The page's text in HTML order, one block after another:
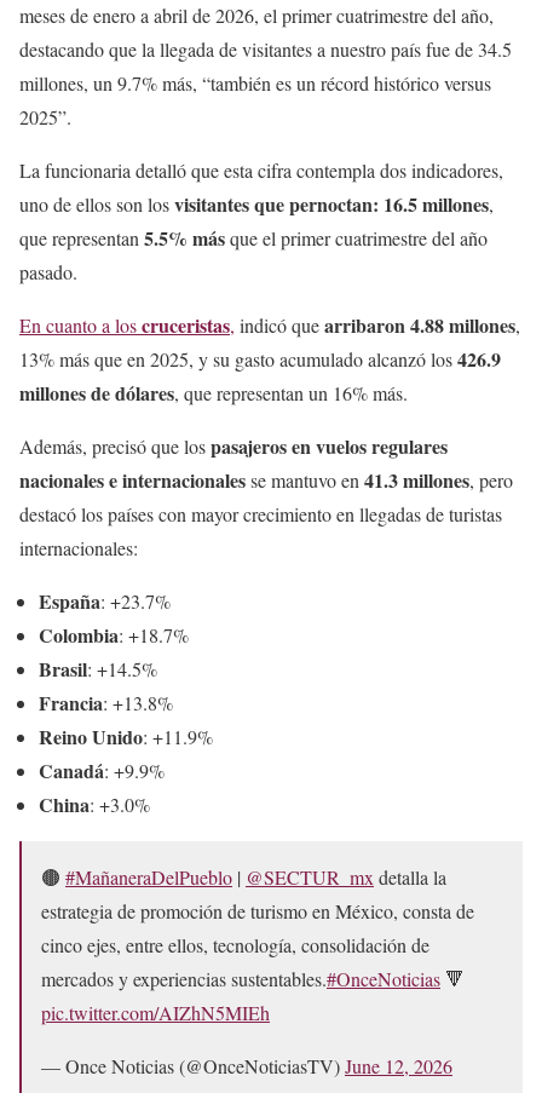
meses de enero a abril de 2026, el primer cuatrimestre del año,
destacando que la llegada de visitantes a nuestro país fue de 34.5
millones, un 9.7% más, “también es un récord histórico versus
2025”.
La funcionaria detalló que esta cifra contempla dos indicadores,
uno de ellos son losvisitantes que pernoctan: 16.5 millones,
que representan 5.5% másque el primer cuatrimestre del año
pasado.
En cuanto a loscruceristas, indicó quearribaron 4.88 millones,
13% más que en 2025, y su gasto acumulado alcanzó los426.9
millones de dólares, que representan un 16% más.
Además, precisó que lospasajeros en vuelos regulares
nacionales e internacionalesse mantuvo en 41.3 millones, pero
destacó los países con mayor crecimiento en llegadas de turistas
internacionales:
España: +23.7%
Colombia: +18.7%
Brasil: +14.5%
Francia: +13.8%
Reino Unido: +11.9%
Canadá: +9.9%
China: +3.0%
🟤 #MañaneraDelPueblo | @SECTUR_mx detalla la
estrategia de promoción de turismo en México, consta de
cinco ejes, entre ellos, tecnología, consolidación de
mercados y experiencias sustentables.#OnceNoticias 🔻
pic.twitter.com/AIZhN5MIEh
— Once Noticias (@OnceNoticiasTV)June 12, 2026